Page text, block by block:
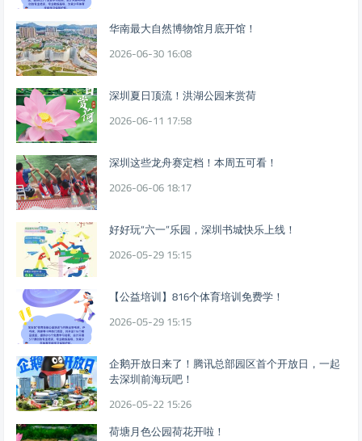
华南最大自然博物馆月底开馆！
2026-06-30 16:08
深圳夏日顶流！洪湖公园来赏荷
2026-06-11 17:58
深圳这些龙舟赛定档！本周五可看！
2026-06-06 18:17
好好玩“六一”乐园，深圳书城快乐上线！
2026-05-29 15:15
【公益培训】816个体育培训免费学！
2026-05-29 15:15
企鹅开放日来了！腾讯总部园区首个开放日，一起
去深圳前海玩吧！
2026-05-22 15:26
荷塘月色公园荷花开啦！